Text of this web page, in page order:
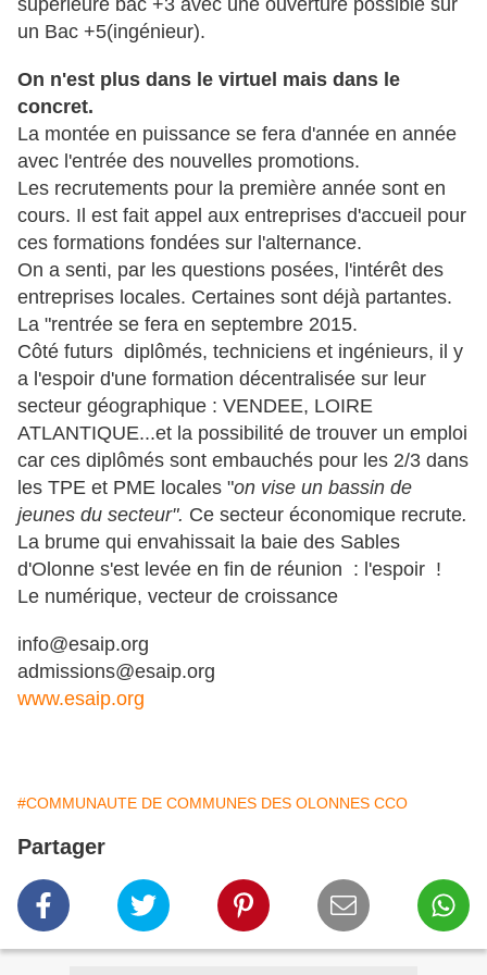
supérieure bac +3 avec une ouverture possible sur
un Bac +5(ingénieur).
On n'est plus dans le virtuel mais dans le
concret.
La montée en puissance se fera d'année en année
avec l'entrée des nouvelles promotions.
Les recrutements pour la première année sont en
cours. Il est fait appel aux entreprises d'accueil pour
ces formations fondées sur l'alternance.
On a senti, par les questions posées, l'intérêt des
entreprises locales. Certaines sont déjà partantes.
La "rentrée se fera en septembre 2015.
Côté futurs diplômés, techniciens et ingénieurs, il y
a l'espoir d'une formation décentralisée sur leur
secteur géographique : VENDEE, LOIRE
ATLANTIQUE...et la possibilité de trouver un emploi
car ces diplômés sont embauchés pour les 2/3 dans
les TPE et PME locales "on vise un bassin de
jeunes du secteur". Ce secteur économique recrute.
La brume qui envahissait la baie des Sables
d'Olonne s'est levée en fin de réunion : l'espoir !
Le numérique, vecteur de croissance
info@esaip.org
admissions@esaip.org
www.esaip.org
#COMMUNAUTE DE COMMUNES DES OLONNES CCO
Partager